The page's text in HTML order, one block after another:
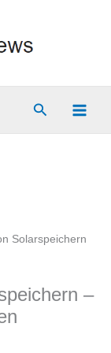
Suchen
Solarspeichern
–